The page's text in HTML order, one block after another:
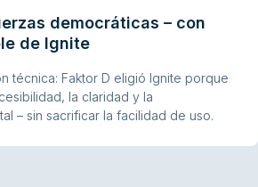
democráticas – con
de Ignite
técnica: Faktor D eligió Ignite porque
la claridad y la
– sin sacrificar la facilidad de uso.